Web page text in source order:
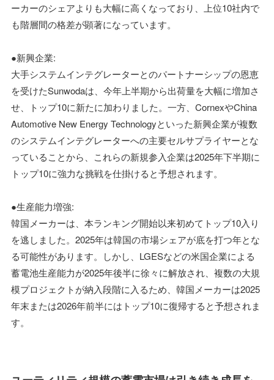
ーカーのシェアよりも大幅に高くなっており、上位10社内で
も階層間の格差が顕著になっています。
●新興企業:
大手システムインテグレーターとのパートナーシップの恩恵
を受けたSunwodaは、今年上半期から出荷量を大幅に増加さ
せ、トップ10に新たに加わりました。一方、CornexやChina
Automotive New Energy Technologyといった新興企業が複数
のシステムインテグレーターへの主要セルサプライヤーとな
っていることから、これらの新規参入企業は2025年下半期に
トップ10に強力な挑戦を仕掛けると予想されます。
●生産能力増強:
韓国メーカーは、本ランキング開始以来初めてトップ10入り
を逃しました。2025年は韓国の市場シェアが底を打つ年とな
る可能性があります。しかし、LGESなどの米国企業による
蓄電池生産能力が2025年後半に徐々に解放され、複数の大規
模プロジェクトが納入段階に入るため、韓国メーカーは2025
年末または2026年前半にはトップ10に復帰すると予想されま
す。